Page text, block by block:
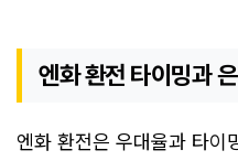
엔화 환전 타이밍과
엔화 환전은 우대율과 타이